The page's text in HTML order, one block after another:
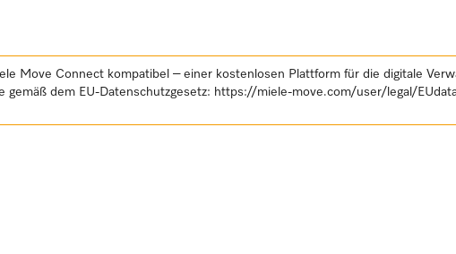
Move Connect kompatibel – einer kostenlosen Plattform für die digitale
dem EU-Datenschutzgesetz: https://miele-move.com/user/legal/